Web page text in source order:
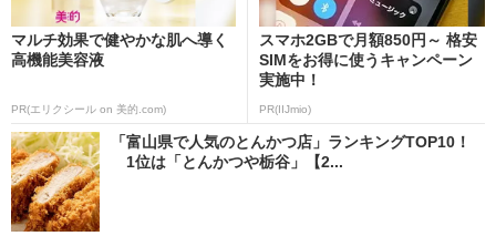
マルチ効果で健やかな肌へ導く
高機能美容液
PR(エリクシール on 美的.com)
スマホ2GBで月額850円～ 格安
SIMをお得に使うキャンペーン
実施中！
PR(IIJmio)
「富山県で人気のとんかつ店」ランキングTOP10！
1位は「とんかつや栃谷」【2...